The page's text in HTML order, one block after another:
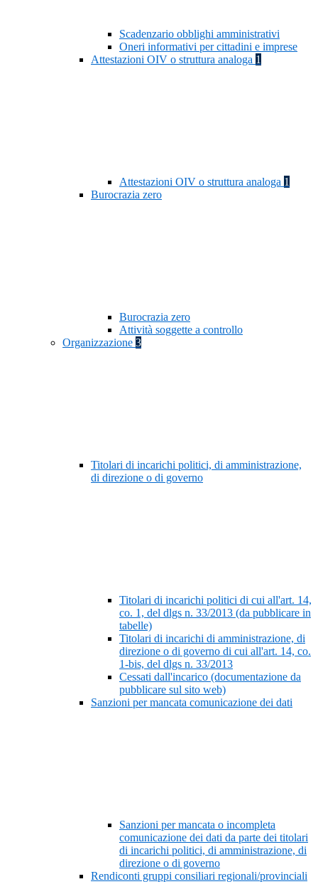
Scadenzario obblighi amministrativi
Oneri informativi per cittadini e imprese
Attestazioni OIV o struttura analoga 1
Attestazioni OIV o struttura analoga 1
Burocrazia zero
Burocrazia zero
Attività soggette a controllo
Organizzazione 3
Titolari di incarichi politici, di amministrazione,
di direzione o di governo
Titolari di incarichi politici di cui all'art. 14,
co. 1, del dlgs n. 33/2013 (da pubblicare in
tabelle)
Titolari di incarichi di amministrazione, di
direzione o di governo di cui all'art. 14, co.
1-bis, del dlgs n. 33/2013
Cessati dall'incarico (documentazione da
pubblicare sul sito web)
Sanzioni per mancata comunicazione dei dati
Sanzioni per mancata o incompleta
comunicazione dei dati da parte dei titolari
di incarichi politici, di amministrazione, di
direzione o di governo
Rendiconti gruppi consiliari regionali/provinciali